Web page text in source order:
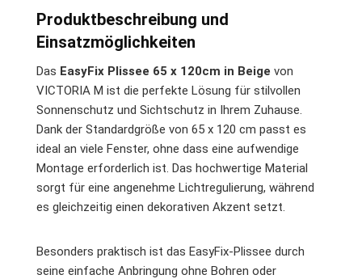
Produktbeschreibung und
Einsatzmöglichkeiten
Das EasyFix Plissee 65 x 120cm in Beige von
VICTORIA M ist die perfekte Lösung für stilvollen
Sonnenschutz und Sichtschutz in Ihrem Zuhause.
Dank der Standardgröße von 65 x 120 cm passt es
ideal an viele Fenster, ohne dass eine aufwendige
Montage erforderlich ist. Das hochwertige Material
sorgt für eine angenehme Lichtregulierung, während
es gleichzeitig einen dekorativen Akzent setzt.
Besonders praktisch ist das EasyFix-Plissee durch
seine einfache Anbringung ohne Bohren oder